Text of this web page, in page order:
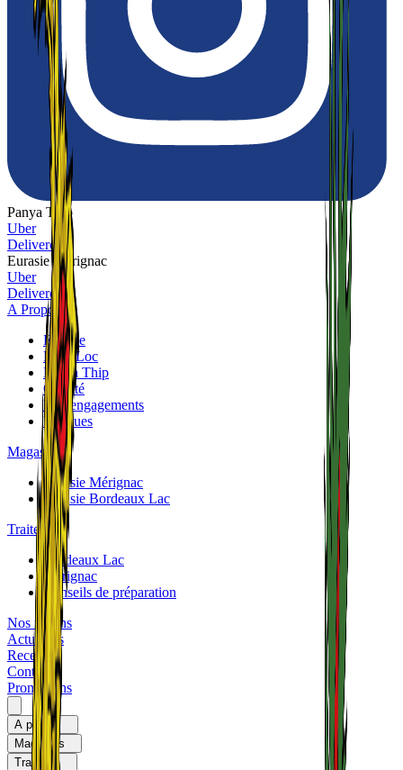
Panya Thip
Uber
Deliveroo
Eurasie Mérignac
Uber
Deliveroo
A Propos
Eurasie
Phuc Loc
Panya Thip
Qualité
Nos engagements
Marques
Magasins
Eurasie Mérignac
Eurasie Bordeaux Lac
Traiteurs
Bordeaux Lac
Mérignac
Conseils de préparation
Nos rayons
Actualités
Recettes
Contact
Promotions
A propos
Magasins
Traiteurs